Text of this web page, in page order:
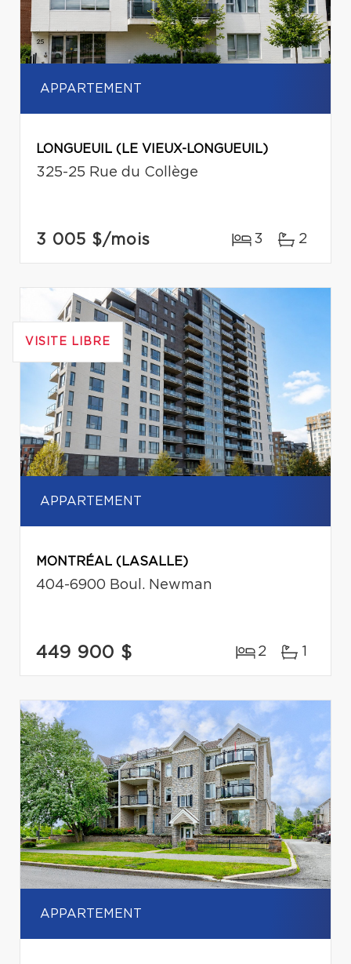
APPARTEMENT
LONGUEUIL (LE VIEUX-LONGUEUIL)
325-25 Rue du Collège
3 005 $/mois 3 2
VISITE LIBRE
APPARTEMENT
MONTRÉAL (LASALLE)
404-6900 Boul. Newman
449 900 $ 2 1
APPARTEMENT